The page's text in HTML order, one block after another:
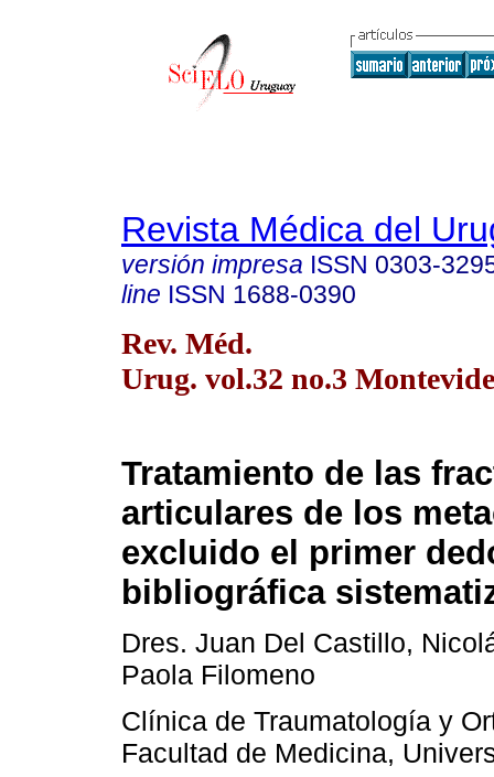
Revista Médica del
versión impresa ISSN 0303-
line ISSN 1688-0390
Rev. Méd.
Urug. vol.32 no.3
Tratamiento de las
articulares de los
excluido el primer
bibliográfica
Dres. Juan Del Castillo,
Paola Filomeno
Clínica de Traumatología y
Facultad de Medicina,